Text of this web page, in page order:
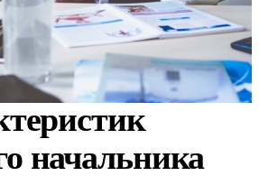
начальника